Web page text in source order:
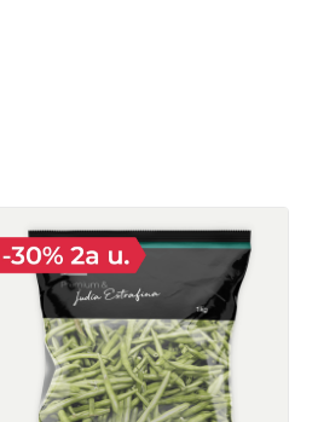
Carxofa trossejada Basic